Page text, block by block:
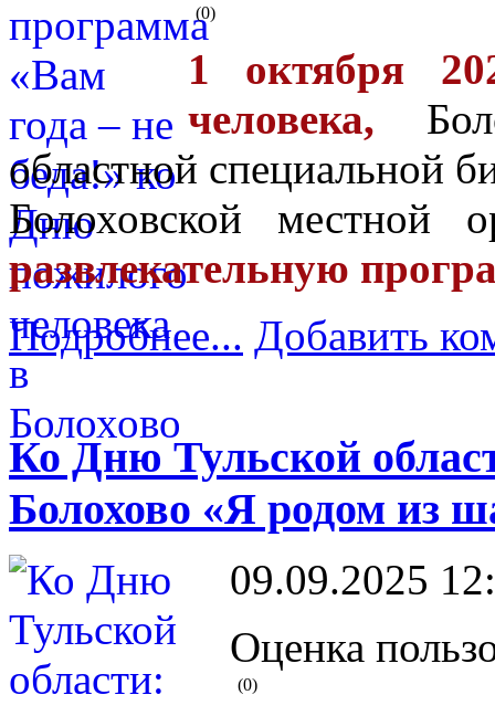
(0)
1 октября
человека,
областной специальной
Болоховской
развлекательную
Подробнее... Добавить
Ко Дню Тульской
Болохово «Я родом из
09.09.2025
Оценка
(0)